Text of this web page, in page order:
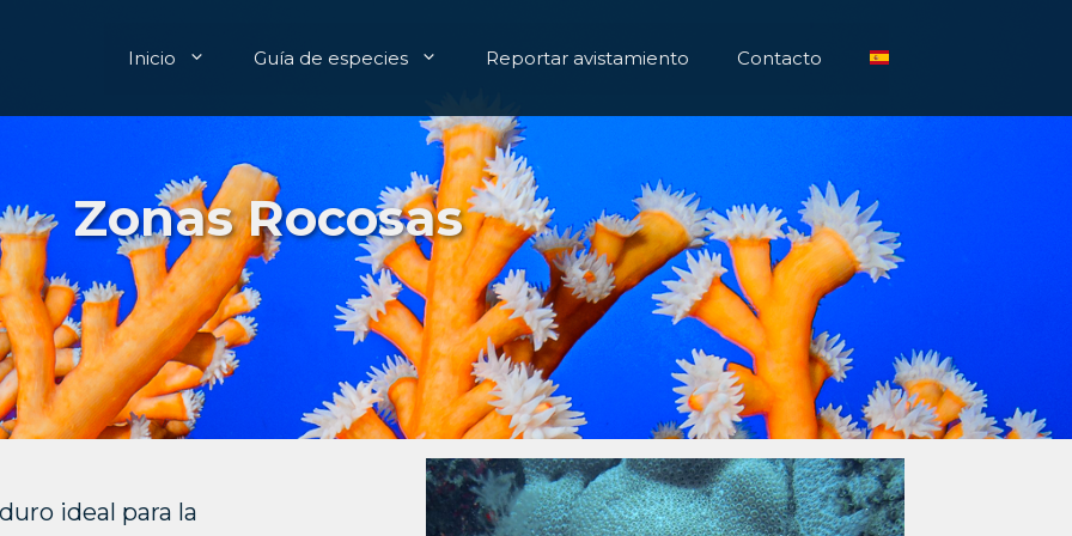
Inicio Guía de especies Reportar avistamiento Contacto
Zonas Rocosas
ideal para la